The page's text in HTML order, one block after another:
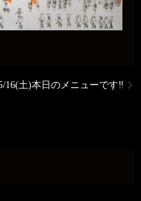
16(土)本日のメニューです‼️